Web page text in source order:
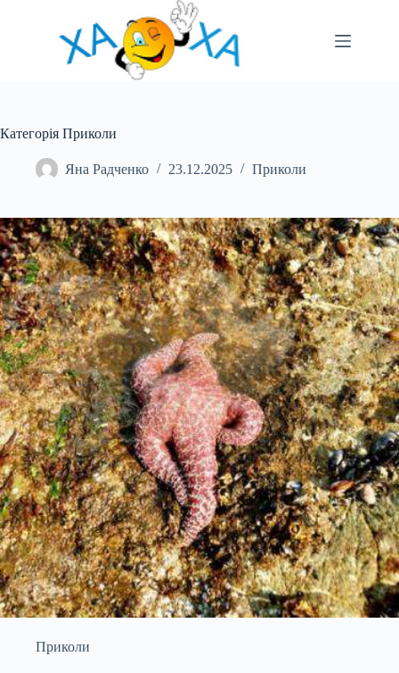
Категорія Приколи
Яна Радченко 23.12.2025 Приколи
Приколи